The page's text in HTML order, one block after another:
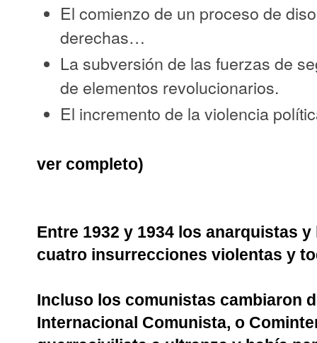
El comienzo de un proceso de
derechas…
La subversión de las fuerzas de
de elementos revolucionarios.
El incremento de la violencia
ver completo)
Entre 1932 y 1934 los anarquistas
cuatro insurrecciones violentas y
Incluso los comunistas cambiaron
Internacional Comunista, o